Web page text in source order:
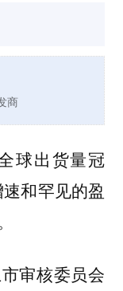
商
球出货量冠
和罕见的盈
审核委员会